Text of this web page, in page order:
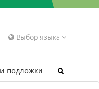
Выбор языка
подложки